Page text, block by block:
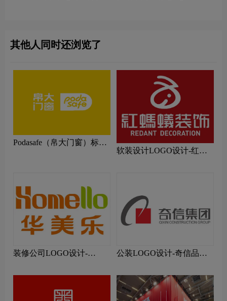
其他人同时还浏览了
Podasafe（帛大门窗）标志
软装设计LOGO设计-红蚂
装修公司LOGO设计-
计
公装LOGO设计-奇信品牌